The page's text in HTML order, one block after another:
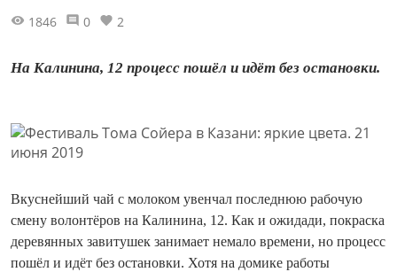
1846 0 2
На Калинина, 12 процесс пошёл и идёт без остановки.
Вкуснейший чай с молоком увенчал последнюю рабочую
смену волонтёров на Калинина, 12. Как и ожидади, покраска
деревянных завитушек занимает немало времени, но процесс
пошёл и идёт без остановки. Хотя на домике работы